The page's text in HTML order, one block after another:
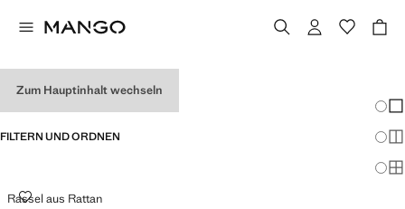
Zum Hauptinhalt wechseln
FILTERN UND ORDNEN
Rassel aus Rattan
RASSEL AUS RATTAN